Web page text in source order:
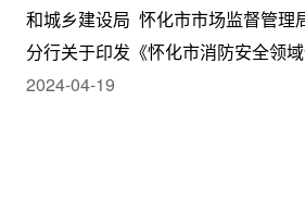
和城乡建设局 怀化市市场监督管理
分行关于印发《怀化市消防安全领
2024-04-19